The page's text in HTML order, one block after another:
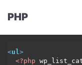
PHP
<ul>
<?php